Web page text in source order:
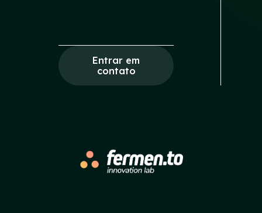
Entrar em
contato